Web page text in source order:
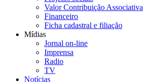
Valor Contribuição Associativa
Financeiro
Ficha cadastral e filiação
Mídias
Jornal on-line
Imprensa
Radio
TV
Notícias